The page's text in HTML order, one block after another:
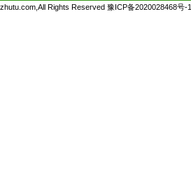
Rights Reserved 豫ICP备2020028468号-1